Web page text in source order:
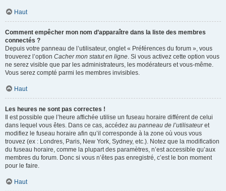
Haut
Comment empêcher mon nom d’apparaître dans la liste des membres
connectés ?
Depuis votre panneau de l’utilisateur, onglet « Préférences du forum », vous
trouverez l’option Cacher mon statut en ligne. Si vous activez cette option vous
ne serez visible que par les administrateurs, les modérateurs et vous-même.
Vous serez compté parmi les membres invisibles.
Haut
Les heures ne sont pas correctes !
Il est possible que l’heure affichée utilise un fuseau horaire différent de celui
dans lequel vous êtes. Dans ce cas, accédez au panneau de l’utilisateuret
modifiez le fuseau horaire afin qu’il corresponde à la zone où vous vous
trouvez (ex : Londres, Paris, New York, Sydney, etc.). Notez que la modification
du fuseau horaire, comme la plupart des paramètres, n’est accessible qu’aux
membres du forum. Donc si vous n’êtes pas enregistré, c’est le bon moment
pour le faire.
Haut